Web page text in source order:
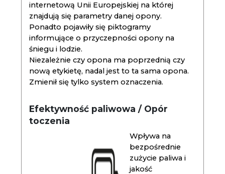
internetową Unii Europejskiej na której
znajdują się parametry danej opony.
Ponadto pojawiły się piktogramy
informujące o przyczepności opony na
śniegu i lodzie.
Niezależnie czy opona ma poprzednią czy
nową etykietę, nadal jest to ta sama opona.
Zmienił się tylko system oznaczenia.
Efektywność paliwowa / Opór
toczenia
Wpływa na
bezpośrednie
zużycie paliwa i
jakość